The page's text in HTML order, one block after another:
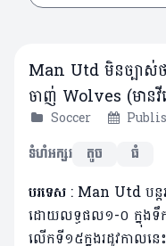
Man Utd មិនច្បាស់
ចាញ់ Wolves (មានវី
Soccer
ទំហំអក្សរ
តូច ធំ
បរទេស : Man Utd​​ បន្
ដោយលទ្ធផល១-០ ក្នុងទឹក
លើកទី១៥ក្នុងរដូវកាលន